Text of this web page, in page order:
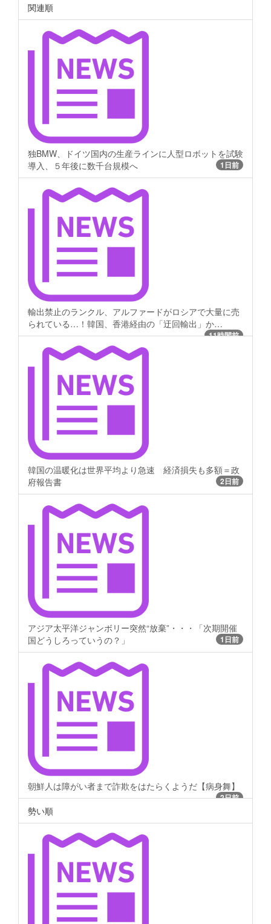
関連順
独BMW、ドイツ国内の生産ラインに人型ロボットを試験
導入、５年後に数千台規模へ
1日前
輸出禁止のランクル、アルファードがロシアで大量に売
られている…！韓国、香港経由の「迂回輸出」か…
11時間前
韓国の温暖化は世界平均より急速 経済損失も多額＝政
府報告書
2日前
アジア太平洋ジャンボリー突然“放棄”・・・「次期開催
国どうしろっていうの？」
1日前
朝鮮人は障がい者まで詐欺をはたらくようだ【病身舞】
2日前
勢い順